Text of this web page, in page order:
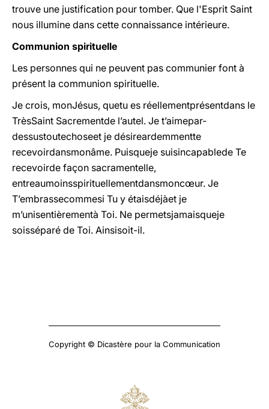
trouve une justification pour tomber. Que l'Esprit Saint
nous illumine dans cette connaissance intérieure.
Communion spirituelle
Les personnes qui ne peuvent pas communier font à
présent la communion spirituelle.
Je crois, monJésus, quetu es réellementprésentdans le
TrèsSaint Sacrementde l’autel. Je t’aimepar-
dessustoutechoseet je désireardemmentte
recevoirdansmonâme. Puisqueje suisincapablede Te
recevoirde façon sacramentelle,
entreaumoinsspirituellementdansmoncœur. Je
T’embrassecommesi Tu y étaisdéjàet je
m’unisentièrementà Toi. Ne permetsjamaisqueje
soisséparé de Toi. Ainsisoit-il.
Copyright © Dicastère pour la Communication